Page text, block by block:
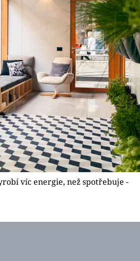
víc energie, než spotřebuje -